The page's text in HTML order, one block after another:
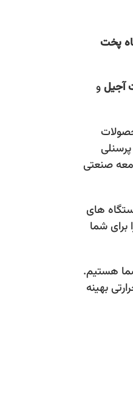
پخت
آجیلو
صنعتی
های
برای شما
هستیم.
بهینه